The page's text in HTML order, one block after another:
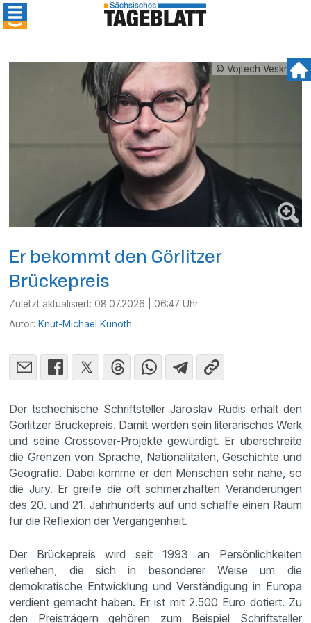
© Vojtech Veskrna
Er bekommt den Görlitzer
Brückepreis
Zuletzt aktualisiert:08.07.2026 | 06:47 Uhr
Autor: Knut-Michael Kunoth
Der tschechische Schriftsteller Jaroslav Rudis erhält den
Görlitzer Brückepreis. Damit werden sein literarisches Werk
und seine Crossover-Projekte gewürdigt. Er überschreite
die Grenzen von Sprache, Nationalitäten, Geschichte und
Geografie. Dabei komme er den Menschen sehr nahe, so
die Jury. Er greife die oft schmerzhaften Veränderungen
des 20. und 21. Jahrhunderts auf und schaffe einen Raum
für die Reflexion der Vergangenheit.
Der Brückepreis wird seit 1993 an Persönlichkeiten
verliehen, die sich in besonderer Weise um die
demokratische Entwicklung und Verständigung in Europa
verdient gemacht haben. Er ist mit 2.500 Euro dotiert. Zu
den Preisträgern gehören zum Beispiel Schriftsteller